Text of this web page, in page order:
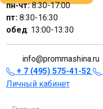
пн-чт:8:30-17:00
пт: 8:30-16:30
обед: 13:00-13:30
info@prommashina.ru
+ 7 (495) 575-41-52
Личный кабинет